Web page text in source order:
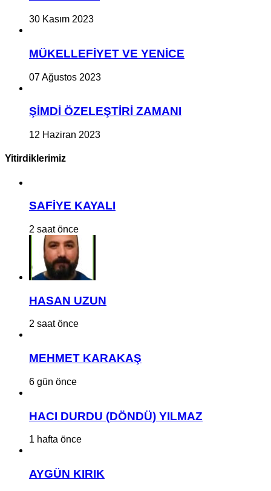
30 Kasım 2023
MÜKELLEFİYET VE YENİCE
07 Ağustos 2023
ŞİMDİ ÖZELEŞTİRİ ZAMANI
12 Haziran 2023
Yitirdiklerimiz
SAFİYE KAYALI
2 saat önce
HASAN UZUN
2 saat önce
MEHMET KARAKAŞ
6 gün önce
HACI DURDU (DÖNDÜ) YILMAZ
1 hafta önce
AYGÜN KIRIK